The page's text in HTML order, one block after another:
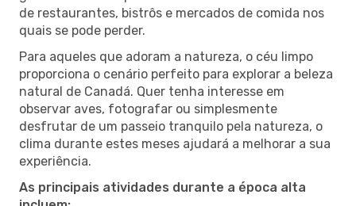
de restaurantes, bistrôs e mercados de comida nos
quais se pode perder.
Para aqueles que adoram a natureza, o céu limpo
proporciona o cenário perfeito para explorar a beleza
natural de Canadá. Quer tenha interesse em
observar aves, fotografar ou simplesmente
desfrutar de um passeio tranquilo pela natureza, o
clima durante estes meses ajudará a melhorar a sua
experiência.
As principais atividades durante a época alta